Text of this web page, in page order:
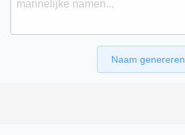
Naam genereren